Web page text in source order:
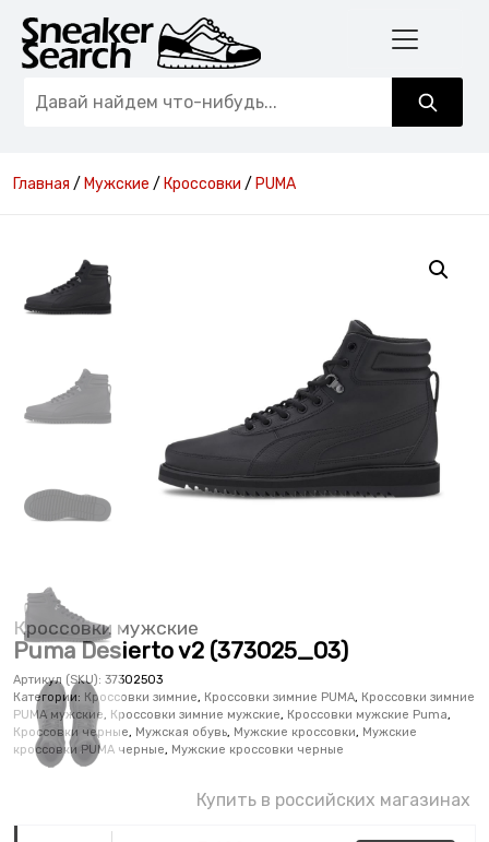
Главная / Мужские / Кроссовки / PUMA
Кроссовки мужские
Puma Desierto v2 (373025_03)
Артикул (SKU): 37302503
Категории: Кроссовки зимние, Кроссовки зимние PUMA, Кроссовки зимние
PUMA мужские, Кроссовки зимние мужские, Кроссовки мужские Puma,
Кроссовки черные, Мужская обувь, Мужские кроссовки, Мужские
кроссовки PUMA черные, Мужские кроссовки черные
Купить в российских магазинах